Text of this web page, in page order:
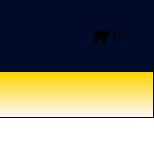
0